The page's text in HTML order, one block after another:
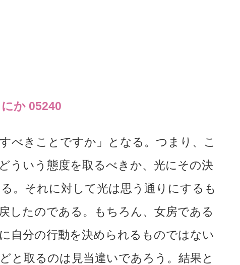
か 05240
べきことですか」となる。つまり、こ
ういう態度を取るべきか、光にその決
。それに対して光は思う通りにするも
したのである。もちろん、女房である
自分の行動を決められるものではない
と取るのは見当違いであろう。結果と